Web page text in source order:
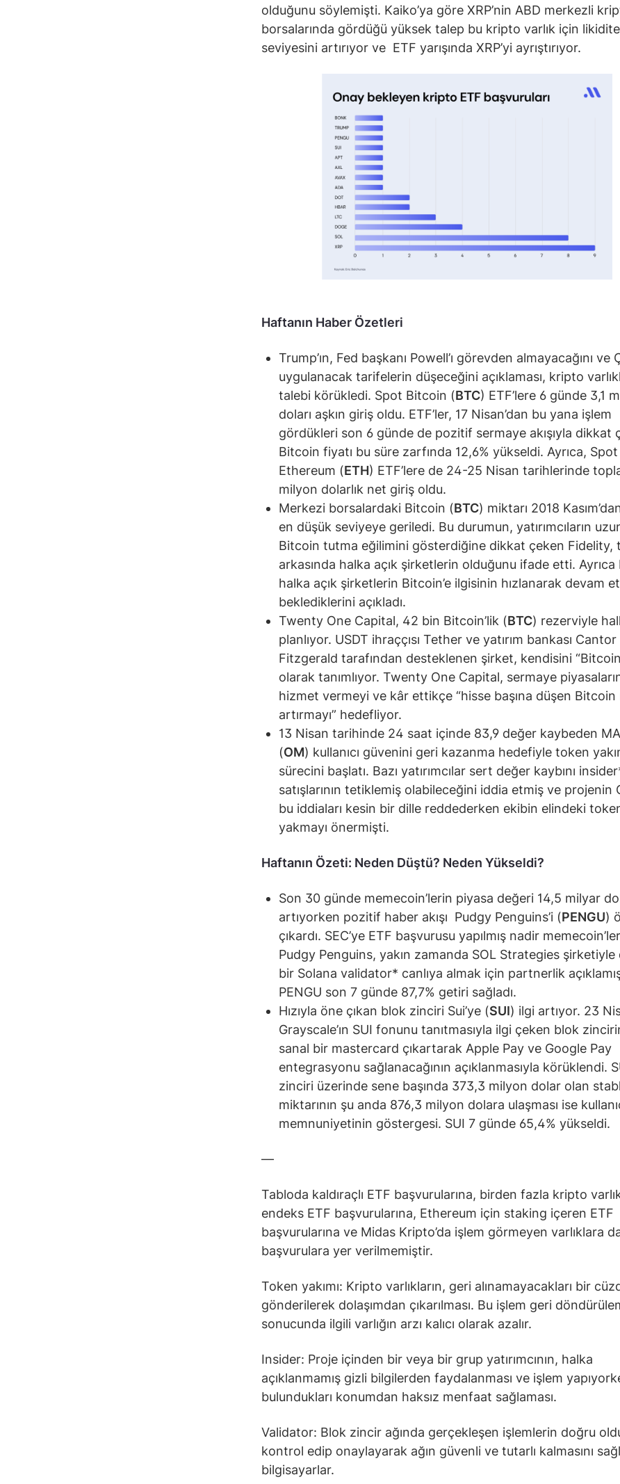
olduğunu söylemişti. Kaiko’ya göre XRP’nin ABD merkezli
borsalarında gördüğü yüksek talep bu kripto varlık için likidite
seviyesini artırıyor ve ETF yarışında XRP’yi ayrıştırıyor.
Haftanın Haber Özetleri
Trump’ın, Fed başkanı Powell’ı görevden almayacağını ve
uygulanacak tarifelerin düşeceğini açıklaması, kripto
talebi körükledi. Spot Bitcoin (BTC) ETF’lere 6 günde 3,1
doları aşkın giriş oldu. ETF’ler, 17 Nisan’dan bu yana işlem
gördükleri son 6 günde de pozitif sermaye akışıyla dikkat
Bitcoin fiyatı bu süre zarfında 12,6% yükseldi. Ayrıca, Spot
Ethereum (ETH) ETF’lere de 24-25 Nisan tarihlerinde
milyon dolarlık net giriş oldu.
Merkezi borsalardaki Bitcoin (BTC) miktarı 2018
en düşük seviyeye geriledi. Bu durumun, yatırımcıların
Bitcoin tutma eğilimini gösterdiğine dikkat çeken Fidelity,
arkasında halka açık şirketlerin olduğunu ifade etti. Ayrıca
halka açık şirketlerin Bitcoin’e ilgisinin hızlanarak devam
beklediklerini açıkladı.
Twenty One Capital, 42 bin Bitcoin’lik (BTC) rezerviyle
planlıyor. USDT ihraççısı Tether ve yatırım bankası Cantor
Fitzgerald tarafından desteklenen şirket, kendisini
olarak tanımlıyor. Twenty One Capital, sermaye
hizmet vermeyi ve kâr ettikçe “hisse başına düşen Bitcoin
artırmayı” hedefliyor.
13 Nisan tarihinde 24 saat içinde 83,9 değer kaybeden
(OM) kullanıcı güvenini geri kazanma hedefiyle token
sürecini başlatı. Bazı yatırımcılar sert değer kaybını
satışlarının tetiklemiş olabileceğini iddia etmiş ve projenin
bu iddiaları kesin bir dille reddederken ekibin elindeki
yakmayı önermişti.
Haftanın Özeti: Neden Düştü? Neden Yükseldi?
Son 30 günde memecoin’lerin piyasa değeri 14,5 milyar
artıyorken pozitif haber akışı Pudgy Penguins’i (PENGU)
çıkardı. SEC’ye ETF başvurusu yapılmış nadir
Pudgy Penguins, yakın zamanda SOL Strategies
bir Solana validator* canlıya almak için partnerlik
PENGU son 7 günde 87,7% getiri sağladı.
Hızıyla öne çıkan blok zinciri Sui’ye (SUI) ilgi artıyor. 23
Grayscale’ın SUI fonunu tanıtmasıyla ilgi çeken blok
sanal bir mastercard çıkartarak Apple Pay ve Google Pay
entegrasyonu sağlanacağının açıklanmasıyla körüklendi.
zinciri üzerinde sene başında 373,3 milyon dolar olan
miktarının şu anda 876,3 milyon dolara ulaşması ise
memnuniyetinin göstergesi. SUI 7 günde 65,4% yükseldi.
—
Tabloda kaldıraçlı ETF başvurularına, birden fazla kripto
endeks ETF başvurularına, Ethereum için staking içeren ETF
başvurularına ve Midas Kripto’da işlem görmeyen varlıklara
başvurulara yer verilmemiştir.
Token yakımı: Kripto varlıkların, geri alınamayacakları bir
gönderilerek dolaşımdan çıkarılması. Bu işlem geri
sonucunda ilgili varlığın arzı kalıcı olarak azalır.
Insider: Proje içinden bir veya bir grup yatırımcının, halka
açıklanmamış gizli bilgilerden faydalanması ve işlem
bulundukları konumdan haksız menfaat sağlaması.
Validator: Blok zincir ağında gerçekleşen işlemlerin doğru
kontrol edip onaylayarak ağın güvenli ve tutarlı kalmasını
bilgisayarlar.